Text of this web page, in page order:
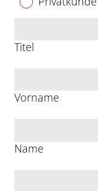
Titel
Vorname
Name